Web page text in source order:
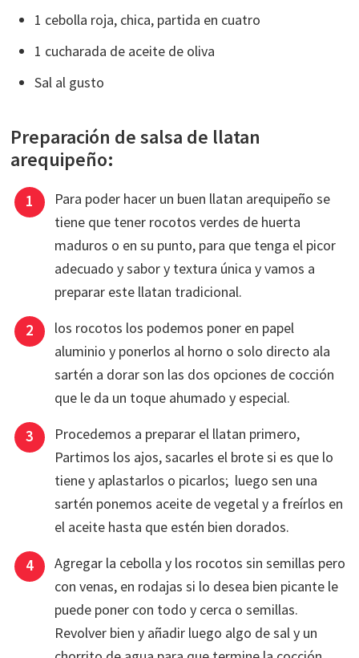
1 cebolla roja, chica, partida en cuatro
1 cucharada de aceite de oliva
Sal al gusto
Preparación de salsa de llatan
arequipeño:
Para poder hacer un buen llatan arequipeño se
tiene que tener rocotos verdes de huerta
maduros o en su punto, para que tenga el picor
adecuado y sabor y textura única y vamos a
preparar este llatan tradicional.
los rocotos los podemos poner en papel
aluminio y ponerlos al horno o solo directo ala
sartén a dorar son las dos opciones de cocción
que le da un toque ahumado y especial.
Procedemos a preparar el llatan primero,
Partimos los ajos, sacarles el brote si es que lo
tiene y aplastarlos o picarlos; luego sen una
sartén ponemos aceite de vegetal y a freírlos en
el aceite hasta que estén bien dorados.
Agregar la cebolla y los rocotos sin semillas pero
con venas, en rodajas si lo desea bien picante le
puede poner con todo y cerca o semillas.
Revolver bien y añadir luego algo de sal y un